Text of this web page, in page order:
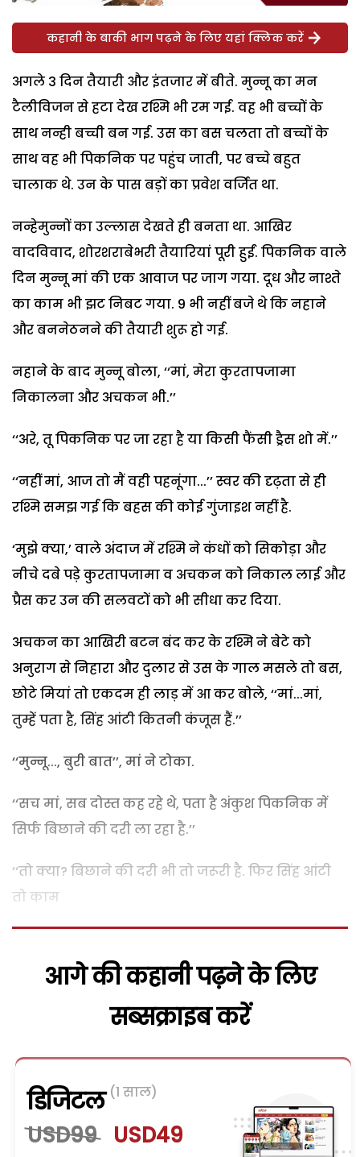
कहानी के बाकी भाग पढ़ने के लिए यहां क्लिक करें
अगले 3 दिन तैयारी और इंतजार में बीते. मुन्नू का मन
टैलीविजन से हटा देख रश्मि भी रम गई. वह भी बच्चों के
साथ नन्ही बच्ची बन गई. उस का बस चलता तो बच्चों के
साथ वह भी पिकनिक पर पहुंच जाती, पर बच्चे बहुत
चालाक थे. उन के पास बड़ों का प्रवेश वर्जित था.
नन्हेमुन्नों का उल्लास देखते ही बनता था. आखिर
वादविवाद, शोरशराबेभरी तैयारियां पूरी हुईं. पिकनिक वाले
दिन मुन्नू मां की एक आवाज पर जाग गया. दूध और नाश्ते
का काम भी झट निबट गया. 9 भी नहीं बजे थे कि नहाने
और बननेठनने की तैयारी शुरू हो गई.
नहाने के बाद मुन्नू बोला, ‘‘मां, मेरा कुरतापजामा
निकालना और अचकन भी.’’
‘‘अरे, तू पिकनिक पर जा रहा है या किसी फैंसी ड्रैस शो में.’’
‘‘नहीं मां, आज तो मैं वही पहनूंगा...’’ स्वर की दृढ़ता से ही
रश्मि समझ गई कि बहस की कोई गुंजाइश नहीं है.
‘मुझे क्या,’ वाले अंदाज में रश्मि ने कंधों को सिकोड़ा और
नीचे दबे पड़े कुरतापजामा व अचकन को निकाल लाई और
प्रैस कर उन की सलवटों को भी सीधा कर दिया.
अचकन का आखिरी बटन बंद कर के रश्मि ने बेटे को
अनुराग से निहारा और दुलार से उस के गाल मसले तो बस,
छोटे मियां तो एकदम ही लाड़ में आ कर बोले, ‘‘मां...मां,
तुम्हें पता है, सिंह आंटी कितनी कंजूस हैं.’’
‘‘मुन्नू..., बुरी बात’’, मां ने टोका.
‘‘सच मां, सब दोस्त कह रहे थे, पता है अंकुश पिकनिक में
सिर्फ बिछाने की दरी ला रहा है.’’
‘‘तो क्या? बिछाने की दरी भी तो जरूरी है. फिर सिंह आंटी
तो काम
आगे की कहानी पढ़ने के लिए
सब्सक्राइब करें
डिजिटल (1 साल)
USD99 USD49